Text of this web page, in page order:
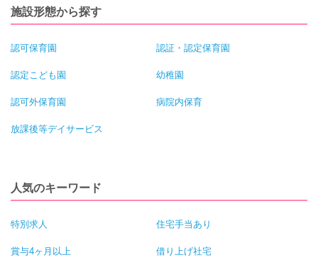
施設形態から探す
認可保育園 認証・認定保育園
認定こども園 幼稚園
認可外保育園 病院内保育
放課後等デイサービス
人気のキーワード
特別求人 住宅手当あり
賞与4ヶ月以上 借り上げ社宅